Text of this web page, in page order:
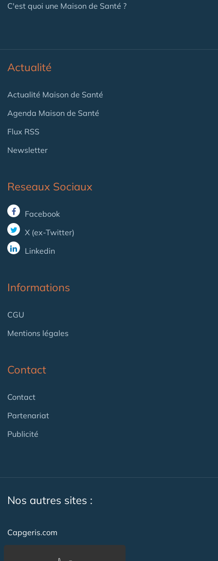
C'est quoi une Maison de Santé ?
Actualité
Actualité Maison de Santé
Agenda Maison de Santé
Flux RSS
Newsletter
Reseaux Sociaux
Facebook
X (ex-Twitter)
Linkedin
Informations
CGU
Mentions légales
Contact
Contact
Partenariat
Publicité
Nos autres sites :
Capgeris.com